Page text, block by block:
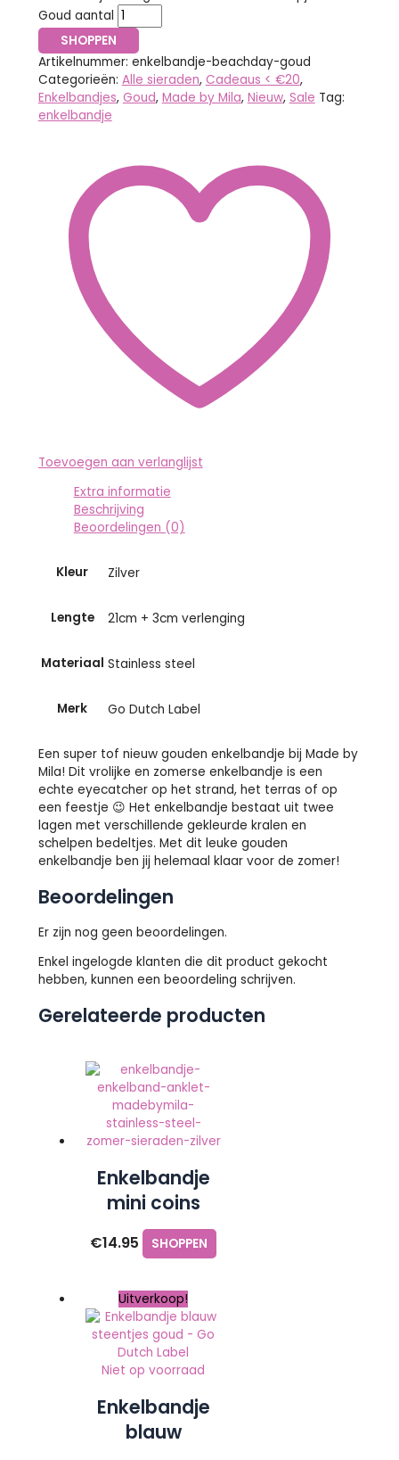
Goud aantal
SHOPPEN
Artikelnummer: enkelbandje-beachday-goud
Categorieën: Alle sieraden, Cadeaus < €20,
Enkelbandjes, Goud, Made by Mila, Nieuw, Sale Tag:
enkelbandje
Toevoegen aan verlanglijst
Extra informatie
Beschrijving
Beoordelingen (0)
Kleur Zilver
Lengte 21cm + 3cm verlenging
Materiaal Stainless steel
Merk Go Dutch Label
Een super tof nieuw gouden enkelbandje bij Made by
Mila! Dit vrolijke en zomerse enkelbandje is een
echte eyecatcher op het strand, het terras of op
een feestje 😉 Het enkelbandje bestaat uit twee
lagen met verschillende gekleurde kralen en
schelpen bedeltjes. Met dit leuke gouden
enkelbandje ben jij helemaal klaar voor de zomer!
Beoordelingen
Er zijn nog geen beoordelingen.
Enkel ingelogde klanten die dit product gekocht
hebben, kunnen een beoordeling schrijven.
Gerelateerde producten
Enkelbandje
mini coins
zilver | Made
by Mila
€14.95 SHOPPEN
Uitverkoop!
Niet op voorraad
Enkelbandje
blauw